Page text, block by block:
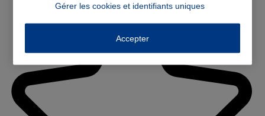
Gérer les cookies et identifiants uniques
Accepter